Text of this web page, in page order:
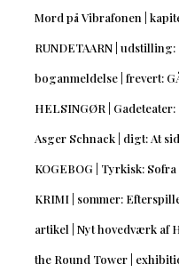
Mord på Vibrafonen |
RUNDETAARN |
boganmeldelse | frevert:
HELSINGØR | Gadeteater:
Asger Schnack | digt: At
KOGEBOG | Tyrkisk: Sofra
KRIMI | sommer:
artikel | Nyt hovedværk af
the Round Tower |